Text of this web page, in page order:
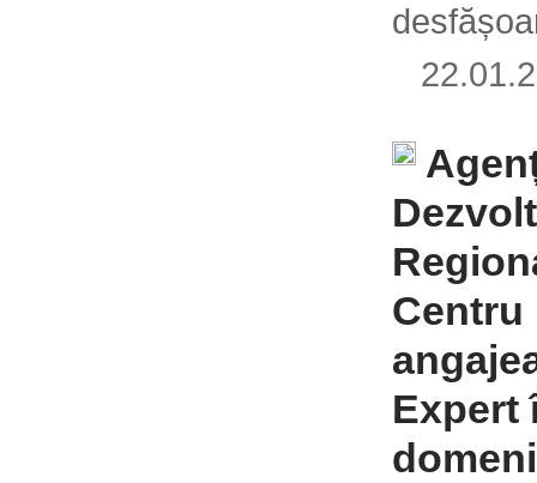
Centru
Expert